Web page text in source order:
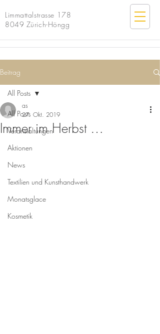
Limmattalstrasse 178
8049 Zürich-Höngg
Beitrag
All Posts
Veranstaltungen
Aktionen
News
Textilien und Kunsthandwerk
Monatsglace
Kosmetik
All Posts
Immer im Herbst …
as
27. Okt. 2019